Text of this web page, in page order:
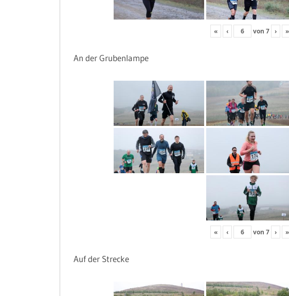
« ‹ von7 › »
An der Grubenlampe
« ‹ von7 › »
Auf der Strecke